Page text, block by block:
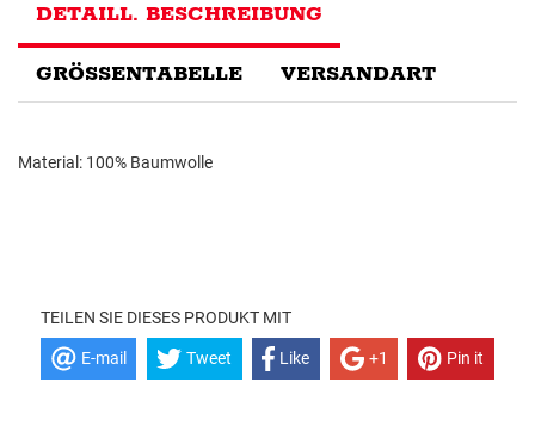
DETAILL. BESCHREIBUNG
GRÖSSENTABELLE VERSANDART
Material: 100% Baumwolle
TEILEN SIE DIESES PRODUKT MIT
E-mail Tweet Like +1 Pin it